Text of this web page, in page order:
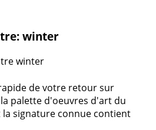
winter
de votre retour sur
palette d'oeuvres d'art du
la signature connue contient